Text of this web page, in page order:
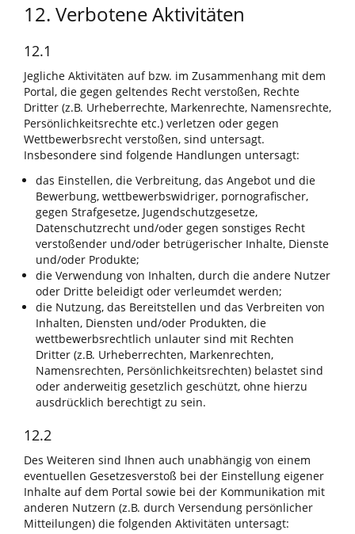
12. Verbotene Aktivitäten
12.1
Jegliche Aktivitäten auf bzw. im Zusammenhang mit dem
Portal, die gegen geltendes Recht verstoßen, Rechte
Dritter (z.B. Urheberrechte, Markenrechte, Namensrechte,
Persönlichkeitsrechte etc.) verletzen oder gegen
Wettbewerbsrecht verstoßen, sind untersagt.
Insbesondere sind folgende Handlungen untersagt:
das Einstellen, die Verbreitung, das Angebot und die
Bewerbung, wettbewerbswidriger, pornografischer,
gegen Strafgesetze, Jugendschutzgesetze,
Datenschutzrecht und/oder gegen sonstiges Recht
verstoßender und/oder betrügerischer Inhalte, Dienste
und/oder Produkte;
die Verwendung von Inhalten, durch die andere Nutzer
oder Dritte beleidigt oder verleumdet werden;
die Nutzung, das Bereitstellen und das Verbreiten von
Inhalten, Diensten und/oder Produkten, die
wettbewerbsrechtlich unlauter sind mit Rechten
Dritter (z.B. Urheberrechten, Markenrechten,
Namensrechten, Persönlichkeitsrechten) belastet sind
oder anderweitig gesetzlich geschützt, ohne hierzu
ausdrücklich berechtigt zu sein.
12.2
Des Weiteren sind Ihnen auch unabhängig von einem
eventuellen Gesetzesverstoß bei der Einstellung eigener
Inhalte auf dem Portal sowie bei der Kommunikation mit
anderen Nutzern (z.B. durch Versendung persönlicher
Mitteilungen) die folgenden Aktivitäten untersagt: